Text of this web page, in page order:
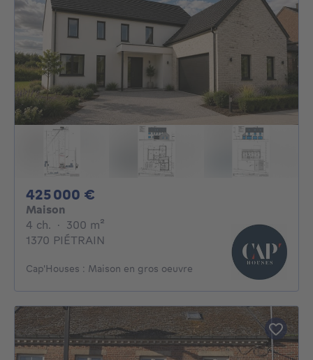
425 000 €
Maison
4 ch. 4 chambres
· 300 m²
1370 PIÉTRAIN
Cap'Houses : Maison en gros oeuvre